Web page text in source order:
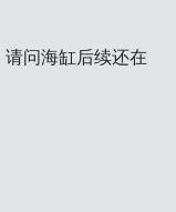
问海缸后续还在